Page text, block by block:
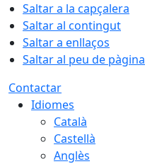
Saltar a la capçalera
Saltar al contingut
Saltar a enllaços
Saltar al peu de pàgina
Contactar
Idiomes
Català
Castellà
Anglès